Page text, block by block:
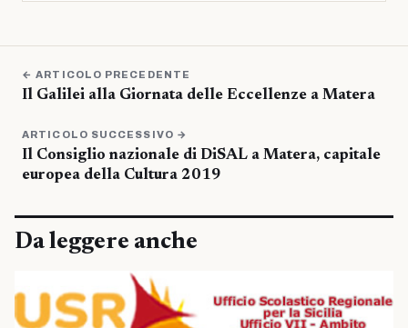
← ARTICOLO PRECEDENTE
Il Galilei alla Giornata delle Eccellenze a Matera
ARTICOLO SUCCESSIVO →
Il Consiglio nazionale di DiSAL a Matera, capitale
europea della Cultura 2019
Da leggere anche